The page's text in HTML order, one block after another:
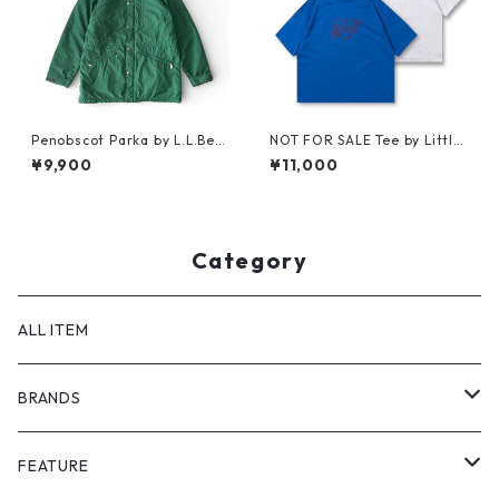
Penobscot Parka by L.L.Bea
n
¥9,900
NOT FOR SALE Tee by Little
Yarmouth
¥11,000
Category
ALL ITEM
BRANDS
GHOST ALMOSTBLACK
FEATURE